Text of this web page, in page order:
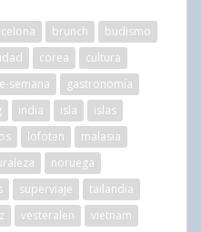
brunch
budismo
corea
cultura
semana
gastronomía
india isla
islas
lofoten
malasia
noruega
superviaje
tailandia
vesteralen
vietnam